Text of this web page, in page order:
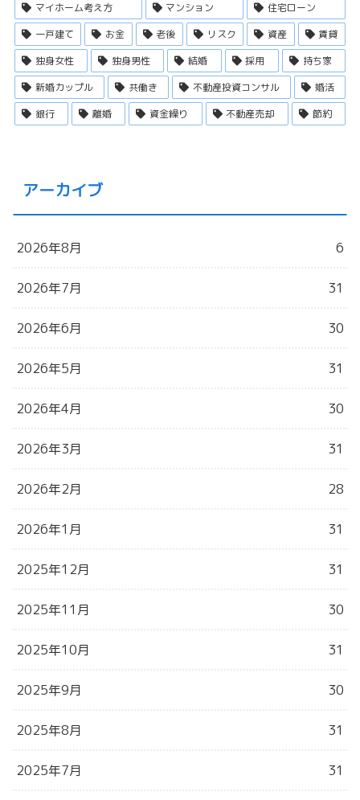
マイホーム考え方 マンション
住宅ローン
一戸建て
お金 老後 リスク 資産
賃貸
独身女性
独身男性 結婚 採用
持ち家
新婚カップル
共働き 不動産投資コンサル
婚活
銀行
離婚 資金繰り 不動産売却 節約
アーカイブ
2026年8月 6
2026年7月 31
2026年6月 30
2026年5月 31
2026年4月 30
2026年3月 31
2026年2月 28
2026年1月 31
2025年12月 31
2025年11月 30
2025年10月 31
2025年9月 30
2025年8月 31
2025年7月 31